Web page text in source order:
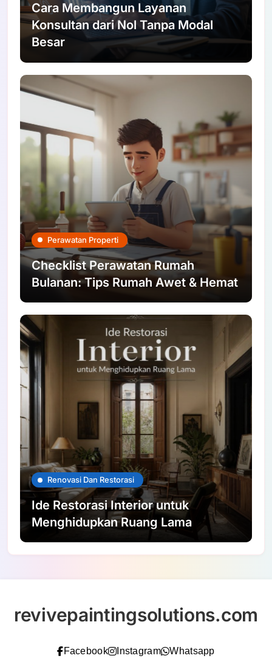
Cara Membangun Layanan
Konsultan dari Nol Tanpa Modal
Besar
Perawatan Properti
Checklist Perawatan Rumah
Bulanan: Tips Rumah Awet & Hemat
Renovasi Dan Restorasi
Ide Restorasi Interior untuk
Menghidupkan Ruang Lama
revivepaintingsolutions.com
Facebook Instagram Whatsapp